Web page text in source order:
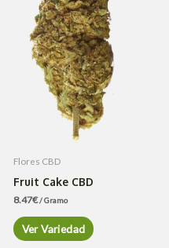
Flores CBD
Fruit Cake CBD
8.47€/ Gramo
Ver Variedad